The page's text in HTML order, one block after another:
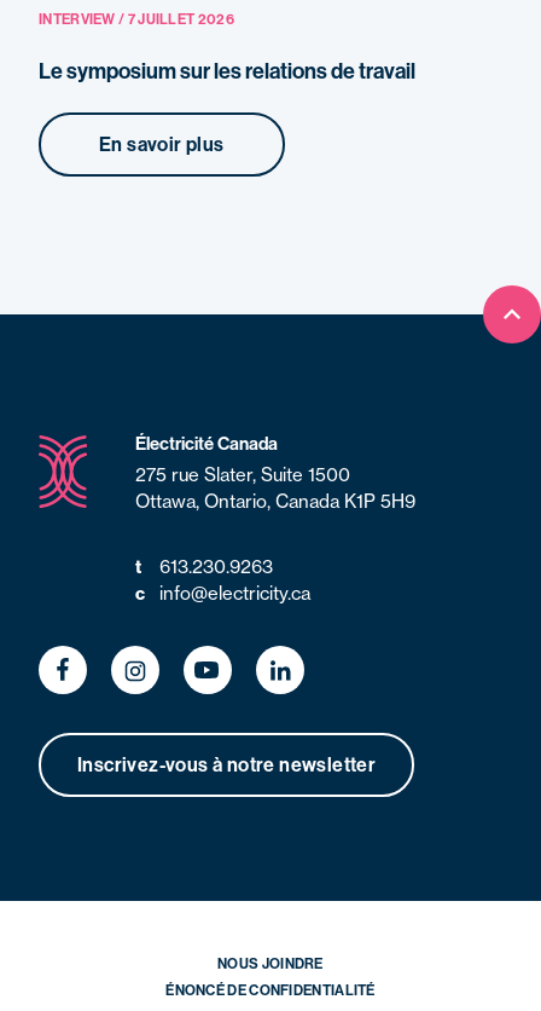
INTERVIEW / 7 JUILLET 2026
Le symposium sur les relations de travail
En savoir plus
Électricité Canada
275 rue Slater, Suite 1500
Ottawa, Ontario, Canada K1P 5H9
t
613.230.9263
c
info@electricity.ca
Inscrivez-vous à notre newsletter
NOUS JOINDRE
ÉNONCÉ DE CONFIDENTIALITÉ